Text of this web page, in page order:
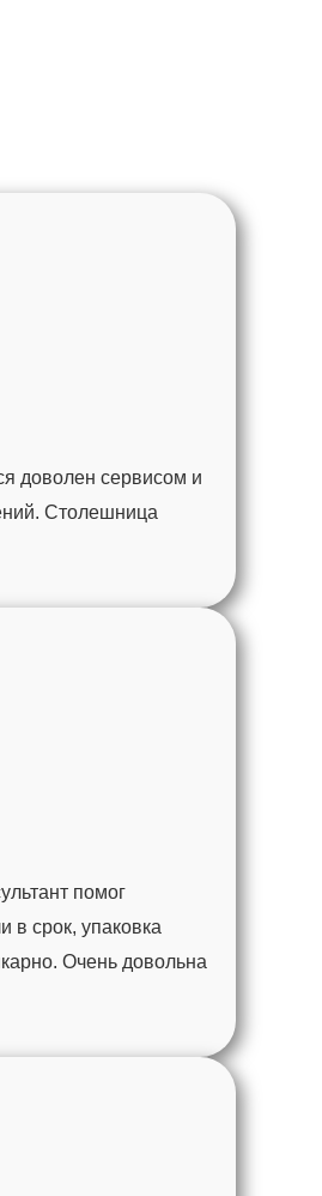
доволен сервисом и
Столешница
помог
в срок, упаковка
Очень довольна